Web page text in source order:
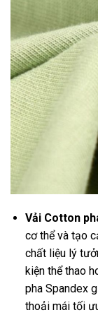
Vải Cotton
cơ thể và tạo
chất liệu lý
kiện thể thao
pha Spandex
thoải mái tối